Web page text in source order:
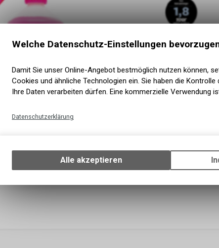
Welche Datenschutz-Einstellungen
Damit Sie unser Online-Angebot bestmöglich nutzen können,
Cookies und ähnliche Technologien ein. Sie haben die
Ihre Daten verarbeiten dürfen. Eine kommerzielle Verwendung
Datenschutzerklärung
Ihrem Gerät, um die grundlegenden Funktionen
Verwendung des Warenkorbs, zu ermöglichen.
zulassen.
Alle akzeptieren